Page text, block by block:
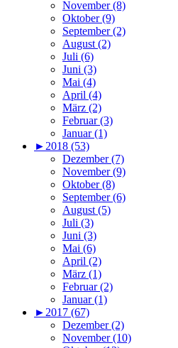
November (8)
Oktober (9)
September (2)
August (2)
Juli (6)
Juni (3)
Mai (4)
April (4)
März (2)
Februar (3)
Januar (1)
► 2018 (53)
Dezember (7)
November (9)
Oktober (8)
September (6)
August (5)
Juli (3)
Juni (3)
Mai (6)
April (2)
März (1)
Februar (2)
Januar (1)
► 2017 (67)
Dezember (2)
November (10)